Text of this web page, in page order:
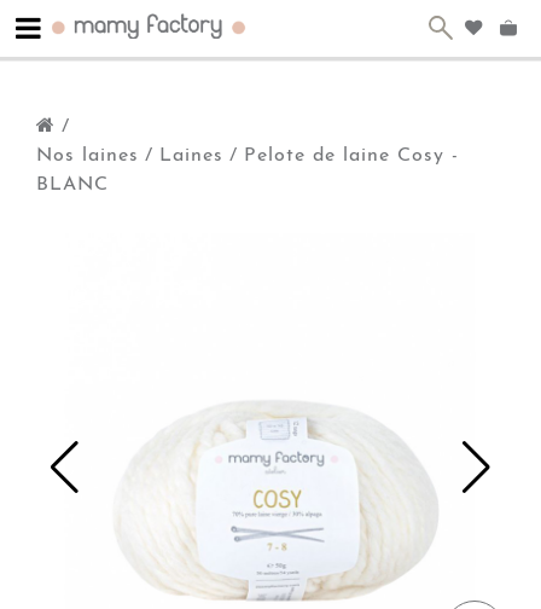
/
Nos laines / Laines / Pelote de laine Cosy -
BLANC